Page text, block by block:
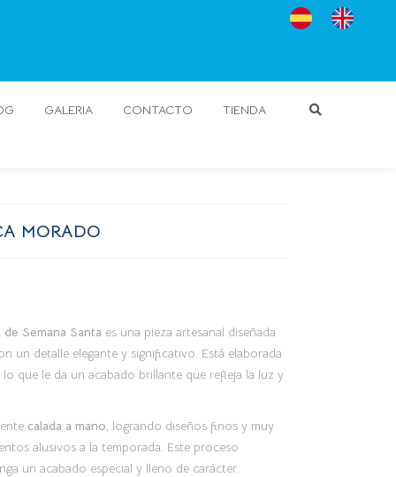
GALERIA CONTACTO TIENDA
MORADO
Semana Santaes una pieza artesanal diseñada
un detalle elegante y significativo. Está elaborada
que le da un acabado brillante que refleja la luz y
calada a mano, logrando diseños finos y muy
alusivos a la temporada. Este proceso
un acabado especial y lleno de carácter.